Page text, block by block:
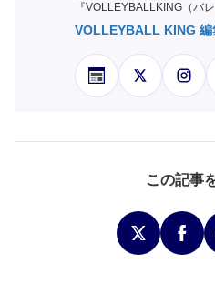
『VOLLEYBALLKING（バ
VOLLEYBALL KING 編
この記事